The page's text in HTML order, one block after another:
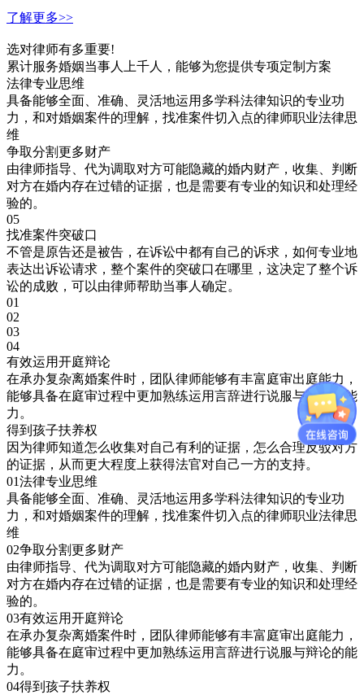
了解更多>>
选对律师有多重要!
累计服务婚姻当事人上千人，能够为您提供专项定制方案
法律专业思维
具备能够全面、准确、灵活地运用多学科法律知识的专业功
力，和对婚姻案件的理解，找准案件切入点的律师职业法律思
维
争取分割更多财产
由律师指导、代为调取对方可能隐藏的婚内财产，收集、判断
对方在婚内存在过错的证据，也是需要有专业的知识和处理经
验的。
05
找准案件突破口
不管是原告还是被告，在诉讼中都有自己的诉求，如何专业地
表达出诉讼请求，整个案件的突破口在哪里，这决定了整个诉
讼的成败，可以由律师帮助当事人确定。
01
02
03
04
有效运用开庭辩论
在承办复杂离婚案件时，团队律师能够有丰富庭审出庭能力，
能够具备在庭审过程中更加熟练运用言辞进行说服与辩论的能
力。
得到孩子扶养权
因为律师知道怎么收集对自己有利的证据，怎么合理反驳对方
的证据，从而更大程度上获得法官对自己一方的支持。
01法律专业思维
具备能够全面、准确、灵活地运用多学科法律知识的专业功
力，和对婚姻案件的理解，找准案件切入点的律师职业法律思
维
02争取分割更多财产
由律师指导、代为调取对方可能隐藏的婚内财产，收集、判断
对方在婚内存在过错的证据，也是需要有专业的知识和处理经
验的。
03有效运用开庭辩论
在承办复杂离婚案件时，团队律师能够有丰富庭审出庭能力，
能够具备在庭审过程中更加熟练运用言辞进行说服与辩论的能
力。
04得到孩子扶养权